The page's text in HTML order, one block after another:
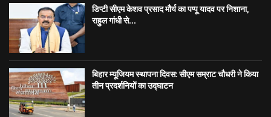
डिप्टी सीएम केशव प्रसाद मौर्य का पप्पू यादव पर निशाना,
राहुल गांधी से...
बिहार म्यूजियम स्थापना दिवस: सीएम सम्राट चौधरी ने किया
तीन प्रदर्शनियों का उद्घाटन